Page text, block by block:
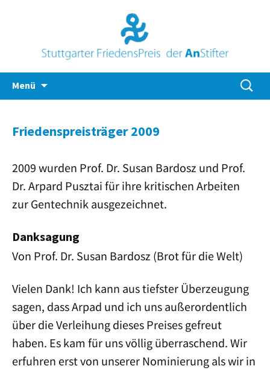
Menü
Zum
Inhalt
nach:
Friedenspreisträger 2009
2009 wurden Prof. Dr. Susan Bardosz und Prof.
Dr. Arpard Pusztai für ihre kritischen Arbeiten
zur Gentechnik ausgezeichnet.
Danksagung
Von Prof. Dr. Susan Bardosz (Brot für die Welt)
Vielen Dank! Ich kann aus tiefster Überzeugung
sagen, dass Arpad und ich uns außerordentlich
über die Verleihung dieses Preises gefreut
haben. Es kam für uns völlig überraschend. Wir
erfuhren erst von unserer Nominierung als wir in